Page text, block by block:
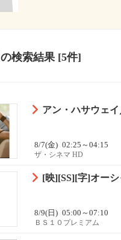
の検索結果[5件]
アン・ハサウェ
8/7(金) 02:25～04:15
ザ・シネマ HD
[映][SS][字]オー
8/9(日) 05:00～07:10
ＢＳ１０プレミアム